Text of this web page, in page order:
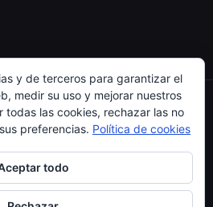
y de terceros para garantizar el
medir su uso y mejorar nuestros
todas las cookies, rechazar las no
preferencias. Política de cookies
todo